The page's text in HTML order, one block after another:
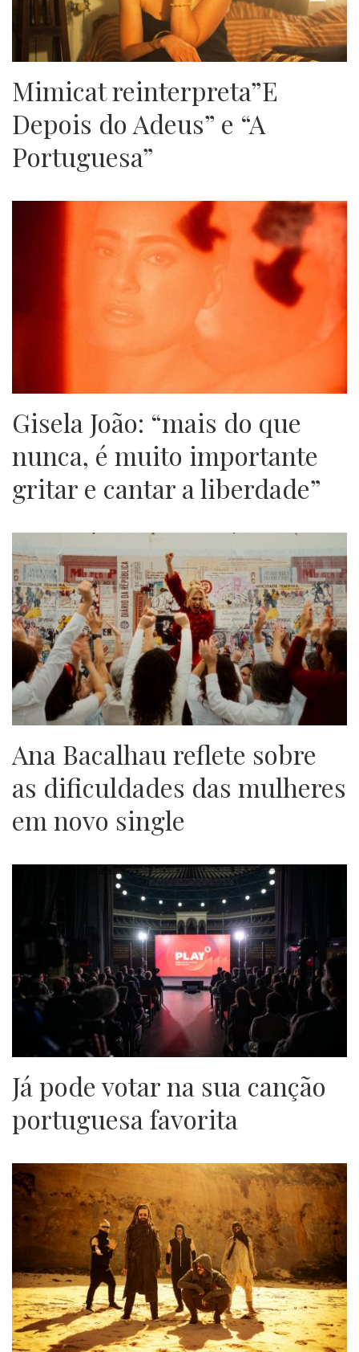
Mimicat reinterpreta”E
Depois do Adeus” e “A
Portuguesa”
Gisela João: “mais do que
nunca, é muito importante
gritar e cantar a liberdade”
Ana Bacalhau reflete sobre
as dificuldades das mulheres
em novo single
Já pode votar na sua canção
portuguesa favorita